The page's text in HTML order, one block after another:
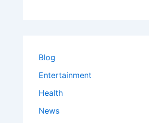
Blog
Entertainment
Health
News